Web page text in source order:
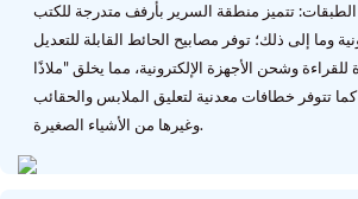
تتميز منطقة السرير بأرفف متدرجة للكتب
وما إلى ذلك؛ توفر مصابيح الحائط القابلة للتعديل
للقراءة وشحن الأجهزة الإلكترونية، مما يخلق "ملاذًا
تتوفر خطافات معدنية لتعليق الملابس والحقائب
وغيرها من الأشياء الصغيرة.